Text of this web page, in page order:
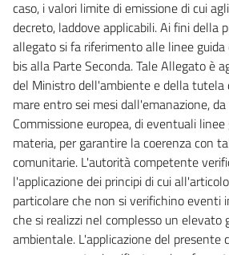
SANZIONI
CAPO I
SANZIONI
133
134
135
136
CAPO II
SANZIONI PENALI
137
138
caso, i valori limite di emissione di cui
decreto, laddove applicabili. Ai fini della
allegato si fa riferimento alle linee
bis alla Parte Seconda. Tale Allegato è
del Ministro dell'ambiente e della tutela
mare entro sei mesi dall'emanazione,
Commissione europea, di eventuali
materia, per garantire la coerenza con
comunitarie. L'autorità competente
l'applicazione dei principi di cui
particolare che non si verifichino eventi
che si realizzi nel complesso un elevato
ambientale. L'applicazione del presente